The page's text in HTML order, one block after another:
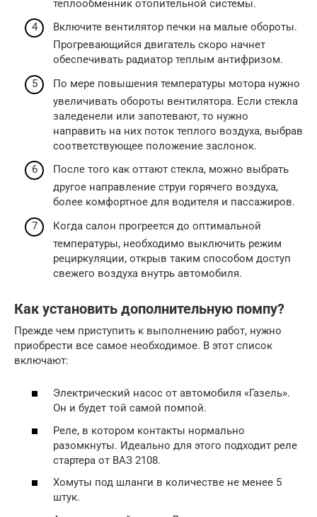
теплообменник отопительной системы.
Включите вентилятор печки на малые обороты.
Прогревающийся двигатель скоро начнет
обеспечивать радиатор теплым антифризом.
По мере повышения температуры мотора нужно
увеличивать обороты вентилятора. Если стекла
заледенели или запотевают, то нужно
направить на них поток теплого воздуха, выбрав
соответствующее положение заслонок.
После того как оттают стекла, можно выбрать
другое направление струи горячего воздуха,
более комфортное для водителя и пассажиров.
Когда салон прогреется до оптимальной
температуры, необходимо выключить режим
рециркуляции, открыв таким способом доступ
свежего воздуха внутрь автомобиля.
Как установить дополнительную помпу?
Прежде чем приступить к выполнению работ, нужно
приобрести все самое необходимое. В этот список
включают:
Электрический насос от автомобиля «Газель».
Он и будет той самой помпой.
Реле, в котором контакты нормально
разомкнуты. Идеально для этого подходит реле
стартера от ВАЗ 2108.
Хомуты под шланги в количестве не менее 5
штук.